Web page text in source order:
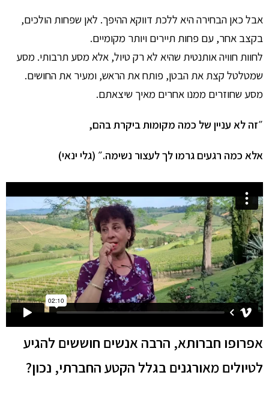
אבל כאן הבחירה היא ללכת דווקא ההיפך. לאן שפחות הולכים,
בקצב אחר, עם פחות תיירים ויותר מקומיים.
לחוות חוויה אותנטית שהיא לא רק טיול, אלא מסע תרבותי. מסע
שמטלטל קצת את הבטן, פותח את הראש, ומעיר את החושים.
מסע שחוזרים ממנו אחרים מאיך שיצאתם.
״זה לא עניין של כמה מקומות ביקרת בהם,
אלא כמה רגעים גרמו לך לעצור נשימה.״ (גלי ינאי)
אפרופו חברותא, הרבה אנשים חוששים להגיע
לטיולים מאורגנים בגלל הקטע החברתי, נכון?